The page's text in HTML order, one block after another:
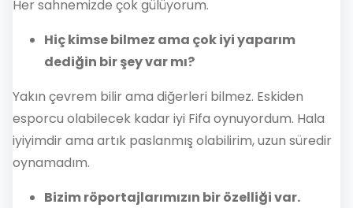
Her sahnemizde çok gülüyorum.
Hiç kimse bilmez ama çok iyi yaparım
dediğin bir şey var mı?
Yakın çevrem bilir ama diğerleri bilmez. Eskiden
esporcu olabilecek kadar iyi Fifa oynuyordum. Hala
iyiyimdir ama artık paslanmış olabilirim, uzun süredir
oynamadım.
Bizim röportajlarımızın bir özelliği var.